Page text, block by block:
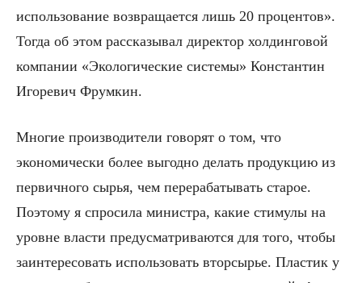
использование возвращается лишь 20 процентов».
Тогда об этом рассказывал директор холдинговой
компании «Экологические системы» Константин
Игоревич Фрумкин.
Многие производители говорят о том, что
экономически более выгодно делать продукцию из
первичного сырья, чем перерабатывать старое.
Поэтому я спросила министра, какие стимулы на
уровне власти предусматриваются для того, чтобы
заинтересовать использовать вторсырье. Пластик у